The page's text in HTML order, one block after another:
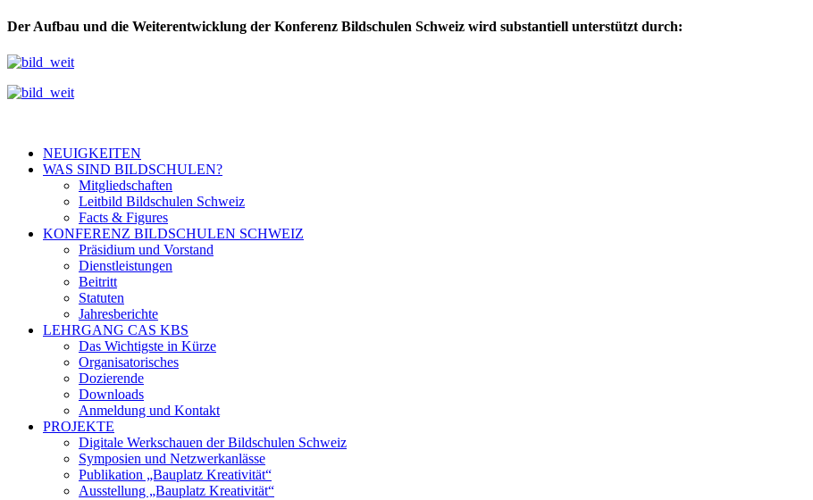
Der Aufbau und die Weiterentwicklung der Konferenz Bildschulen Schweiz wird substantiell unterstützt durch:
NEUIGKEITEN
WAS SIND BILDSCHULEN?
Mitgliedschaften
Leitbild Bildschulen Schweiz
Facts & Figures
KONFERENZ BILDSCHULEN SCHWEIZ
Präsidium und Vorstand
Dienstleistungen
Beitritt
Statuten
Jahresberichte
LEHRGANG CAS KBS
Das Wichtigste in Kürze
Organisatorisches
Dozierende
Downloads
Anmeldung und Kontakt
PROJEKTE
Digitale Werkschauen der Bildschulen Schweiz
Symposien und Netzwerkanlässe
Publikation „Bauplatz Kreativität“
Ausstellung „Bauplatz Kreativität“